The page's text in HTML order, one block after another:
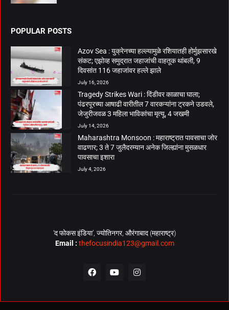
POPULAR POSTS
Azov Sea : युक्रेनच्या हल्ल्यामुळे रशियातही होर्मुझसारखे
संकट; एझोव्ह समुद्रात जहाजांची वाहतूक थांबली, 9
दिवसांत 116 जहाजांवर हल्ले झाले
July 16, 2026
Tragedy Strikes Wari : दिंडीवर काळाचा घाला;
पंढरपूरच्या आषाढी वारीतील 7 वारकऱ्यांना ट्रकने उडवले,
जेजुरीजवळ 3 महिला भाविकांचा मृत्यू, 4 जखमी
July 14, 2026
Maharashtra Monsoon : महाराष्ट्रात पावसाचा जोर
वाढणार; 3 ते 7 जुलैदरम्यान अनेक जिल्ह्यांना मुसळधार
पावसाचा इशारा
July 4, 2026
‘द फोकस इंडिया’, ज्योतिनगर, औरंगाबाद (महाराष्ट्र)
Email : thefocusindia123@gmail.com